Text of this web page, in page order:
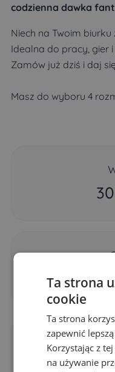
codzienna dawka
Niech na Twoim
Idealna do pracy, gier
Zamów już dziś i daj
Masz do wyboru 4
Ta strona
cookie
Ta strona
zapewnić
Korzystając z
na używanie